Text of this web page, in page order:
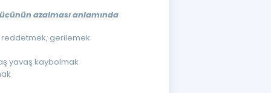
azalması anlamında
reddetmek, gerilemek
yavaş kaybolmak